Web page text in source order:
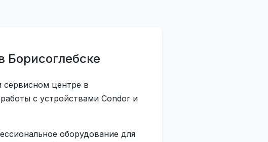
Борисоглебске
центре в
с устройствами Condor и
оборудование для